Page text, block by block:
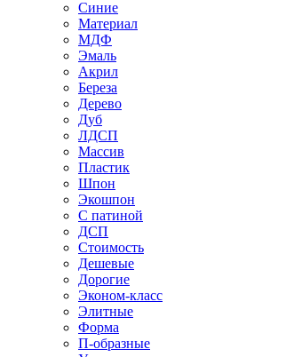
Синие
Материал
МДФ
Эмаль
Акрил
Береза
Дерево
Дуб
ЛДСП
Массив
Пластик
Шпон
Экошпон
С патиной
ДСП
Стоимость
Дешевые
Дорогие
Эконом-класс
Элитные
Форма
П-образные